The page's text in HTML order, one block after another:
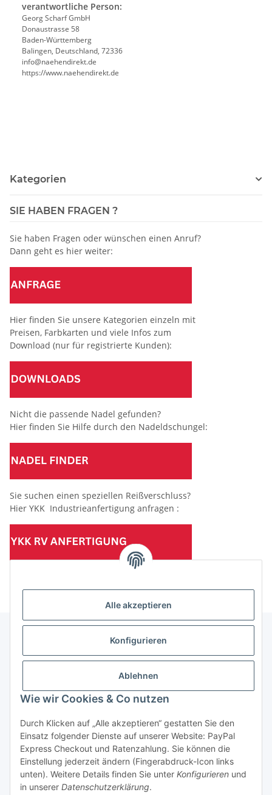
Alle akzeptieren
Konfigurieren
Ablehnen
Wie wir Cookies & Co nutzen
Durch Klicken auf „Alle akzeptieren“ gestatten Sie den
Einsatz folgender Dienste auf unserer Website: PayPal
Express Checkout und Ratenzahlung. Sie können die
Einstellung jederzeit ändern (Fingerabdruck-Icon links
unten). Weitere Details finden Sie unter Konfigurieren und
in unserer Datenschutzerklärung.
verantwortliche Person:
Georg Scharf GmbH
Donaustrasse 58
Baden-Württemberg
Balingen, Deutschland, 72336
info@naehendirekt.de
https://www.naehendirekt.de
Kategorien
SIE HABEN FRAGEN ?
Sie haben Fragen oder wünschen einen Anruf?
Dann geht es hier weiter:
Hier finden Sie unsere Kategorien einzeln mit
Preisen, Farbkarten und viele Infos zum
Download (nur für registrierte Kunden):
Nicht die passende Nadel gefunden?
Hier finden Sie Hilfe durch den Nadeldschungel:
Sie suchen einen speziellen Reißverschluss?
Hier YKK Industrieanfertigung anfragen :
(Mindesttabnahmemenge 10 Stück je Länge und Farbe)
Informationen
Gesetzliche Informationen
Vertrag widerrufen